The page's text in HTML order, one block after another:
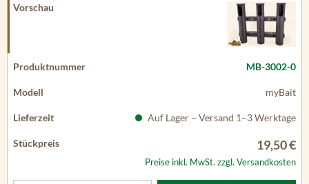
MB-3002-0
myBait
Auf Lager – Versand 1–3 Werktage
19,50 €
Preise inkl. MwSt. zzgl. Versandkosten